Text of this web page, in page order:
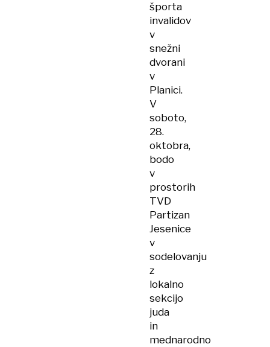
športa
invalidov
v
snežni
dvorani
v
Planici.
V
soboto,
28.
oktobra,
bodo
v
prostorih
TVD
Partizan
Jesenice
v
sodelovanju
z
lokalno
sekcijo
juda
in
mednarodno